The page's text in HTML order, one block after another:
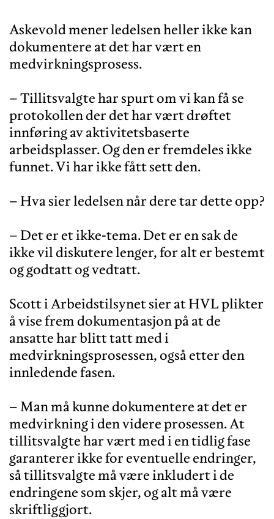
Askevold mener ledelsen heller ikke kan
dokumentere at det har vært en
medvirkningsprosess.
– Tillitsvalgte har spurt om vi kan få se
protokollen der det har vært drøftet
innføring av aktivitetsbaserte
arbeidsplasser. Og den er fremdeles ikke
funnet. Vi har ikke fått sett den.
– Hva sier ledelsen når dere tar dette opp?
– Det er et ikke-tema. Det er en sak de
ikke vil diskutere lenger, for alt er bestemt
og godtatt og vedtatt.
Scott i Arbeidstilsynet sier at HVL plikter
å vise frem dokumentasjon på at de
ansatte har blitt tatt med i
medvirkningsprosessen, også etter den
innledende fasen.
– Man må kunne dokumentere at det er
medvirkning i den videre prosessen. At
tillitsvalgte har vært med i en tidlig fase
garanterer ikke for eventuelle endringer,
så tillitsvalgte må være inkludert i de
endringene som skjer, og alt må være
skriftliggjort.